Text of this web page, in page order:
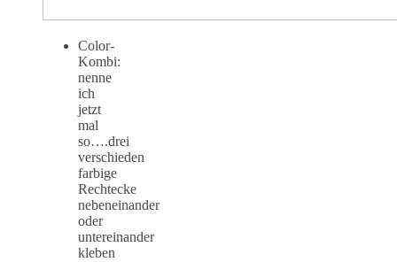
Color-
Kombi:
nenne
ich
jetzt
mal
so….drei
verschieden
farbige
Rechtecke
nebeneinander
oder
untereinander
kleben